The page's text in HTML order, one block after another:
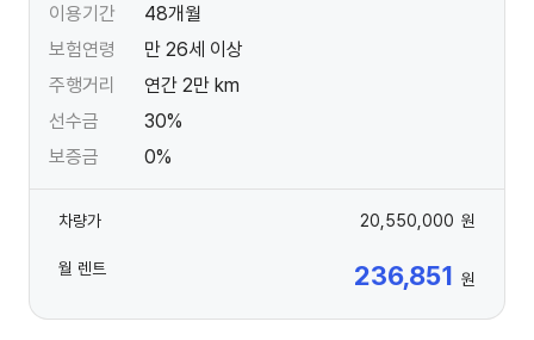
이용기간
48개월
보험연령
만 26세 이상
주행거리
연간 2만 km
선수금
30%
보증금
0%
차량가 20,550,000 원
월 렌트 236,851 원